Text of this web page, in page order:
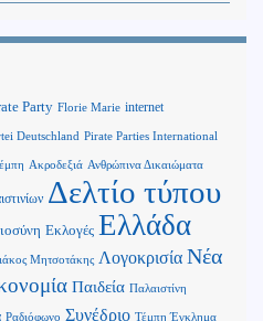
Party Florie Marie internet
Deutschland Pirate Parties International
Ακροδεξιά Ανθρώπινα Δικαιώματα
Δελτίο τύπου
Εκλογές Ελλάδα
Μητσοτάκης Λογοκρισία Νέα
Παιδεία Παλαιστίνη
Ραδιόφωνο Συνέδριο Τέμπη Έγκλημα